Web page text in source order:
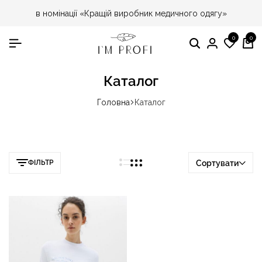
в номінації «Кращій виробник медичного одягу»
Пошук
0 0
Каталог
Головна Каталог
ФІЛЬТР Сортувати